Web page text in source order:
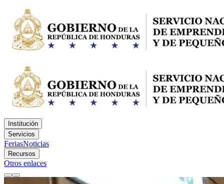
Institución
Servicios
FeriasNoticias
Recursos
Otros enlaces